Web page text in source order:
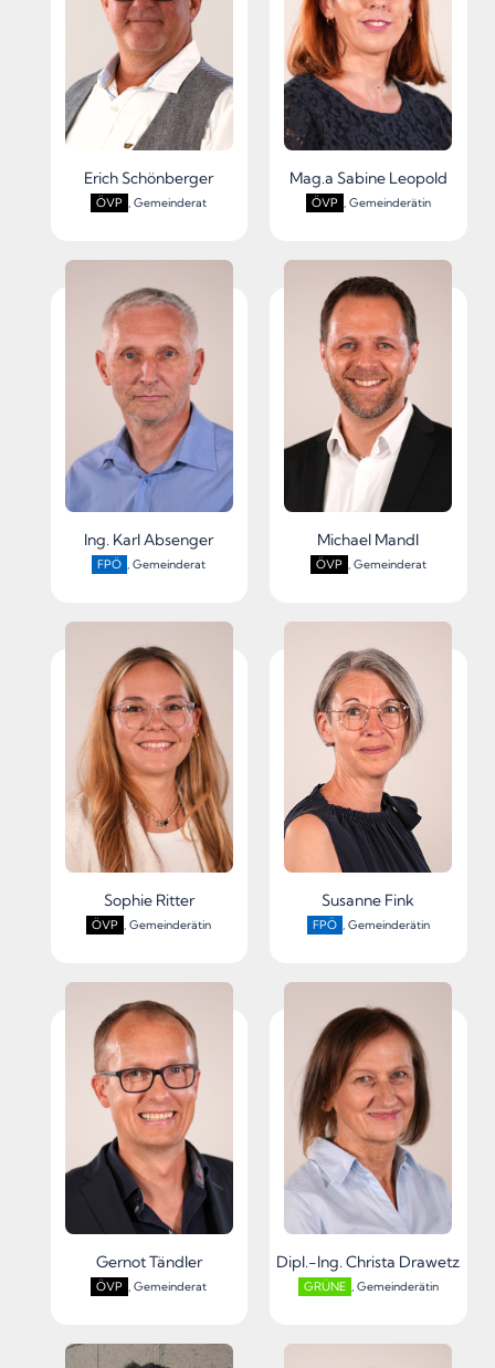
Erich Schönberger
ÖVP , Gemeinderat
Mag.a Sabine Leopold
ÖVP , Gemeinderätin
Ing. Karl Absenger
FPÖ , Gemeinderat
Michael Mandl
ÖVP , Gemeinderat
Sophie Ritter
ÖVP , Gemeinderätin
Susanne Fink
FPÖ , Gemeinderätin
Gernot Tändler
ÖVP , Gemeinderat
Dipl.-Ing. Christa Drawetz
GRÜNE , Gemeinderätin